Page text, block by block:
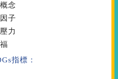
念
子
力
指標 ：